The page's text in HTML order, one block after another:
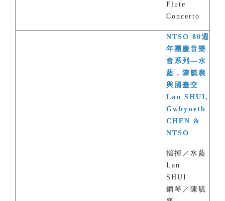
Flute
Concerto
NTSO 80週
年團慶音樂
會系列—水
藍，陳毓襄
與國臺交
Lan SHUI,
Gwhyneth
CHEN &
NTSO
指揮／水藍
Lan
SHUI
鋼琴／陳毓